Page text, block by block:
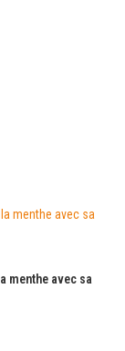
menthe avec sa